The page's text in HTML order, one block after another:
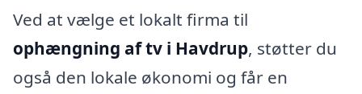
Ved at vælge et lokalt firma til
ophængning af tv i Havdrup, støtter du
også den lokale økonomi og får en